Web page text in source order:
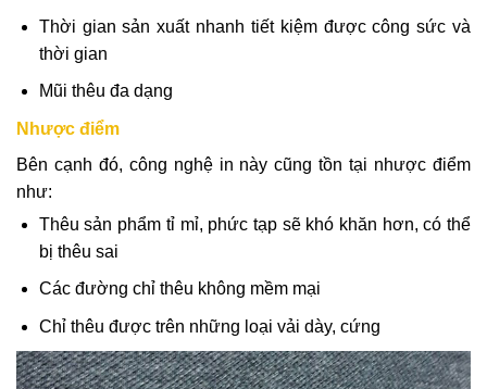
Thời gian sản xuất nhanh tiết kiệm được công sức và
thời gian
Mũi thêu đa dạng
Nhược điểm
Bên cạnh đó, công nghệ in này cũng tồn tại nhược điểm
như:
Thêu sản phẩm tỉ mỉ, phức tạp sẽ khó khăn hơn, có thể
bị thêu sai
Các đường chỉ thêu không mềm mại
Chỉ thêu được trên những loại vải dày, cứng